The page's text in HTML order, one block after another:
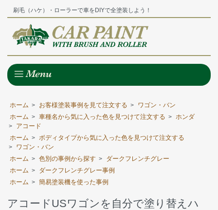
刷毛（ハケ）・ローラーで車をDIYで全塗装しよう！
ホーム > お客様塗装事例を見て注文する >
ワゴン・バン
ホーム > 車種名から気に入った色を見つけて注文する > ホンダ
>
アコード
ホーム > ボディタイプから気に入った色を見つけて注文する
>
ワゴン・バン
ホーム > 色別の事例から探す >
ダークフレンチグレー
ホーム >
ダークフレンチグレー事例
ホーム > 簡易塗装機を使った事例
アコードUSワゴンを自分で塗り替えハ